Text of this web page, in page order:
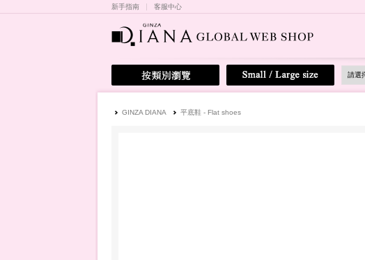
新手指南 客服中心
GINZA DIANA 平底鞋 - Flat shoes